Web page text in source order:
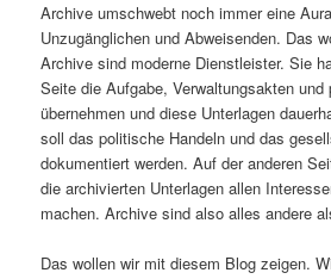
Archive umschwebt noch immer eine
Unzugänglichen und Abweisenden. Das
Archive sind moderne Dienstleister. Sie
Seite die Aufgabe, Verwaltungsakten
übernehmen und diese Unterlagen
soll das politische Handeln und das
dokumentiert werden. Auf der anderen
die archivierten Unterlagen allen
machen. Archive sind also alles andere
Das wollen wir mit diesem Blog zeigen.